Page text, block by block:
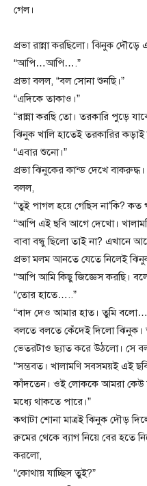
গেল।
প্রভা রান্না করছিলো। ঝিনুক
“আপি…আপি….”
প্রভা বলল, “বল সোনা শুনছি।”
“এদিকে তাকাও।”
“রান্না করছি তো। তরকারি পুড়ে
ঝিনুক খালি হাতেই তরকারির কড়াই
“এবার শুনো।”
প্রভা ঝিনুকের কান্ড দেখে
বলল,
“তুই পাগল হয়ে গেছিস না’কি? কত
“আপি এই ছবি আগে দেখো।
বাবা বন্ধু ছিলো তাই না? এখানে
প্রভা মলম আনতে যেতে নিলেই
“আপি আমি কিছু জিজ্ঞেস করছি।
“তোর হাতে…..”
“বাদ দেও আমার হাত। তুমি
বলতে বলতে কেঁদেই দিলো ঝিনুক।
ভেতরটাও ছ্যাত করে উঠলো। সে
“সম্ভবত। খালামণি সবসময়ই এই
কাঁদতেন। ওই লোককে আমরা কেউ
মধ্যে থাকতে পারে।”
কথাটা শোনা মাত্রই ঝিনুক দৌড়
রুমের থেকে ব্যাগ নিয়ে বের হতে
করলো,
“কোথায় যাচ্ছিস তুই?”